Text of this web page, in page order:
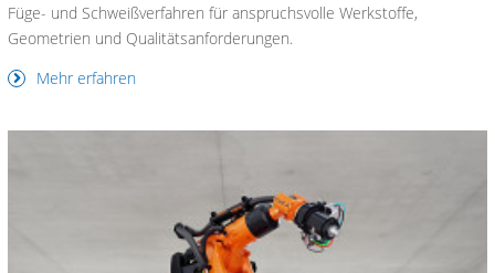
Füge- und Schweißverfahren für anspruchsvolle Werkstoffe,
Geometrien und Qualitätsanforderungen.
Mehr erfahren